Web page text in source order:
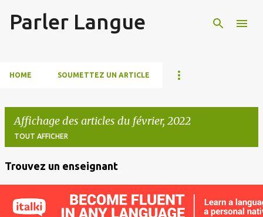
Parler Langue
HOME SOUMETTEZ UN ARTICLE
Affichage des articles du février, 2022
TOUT AFFICHER
Trouvez un enseignant